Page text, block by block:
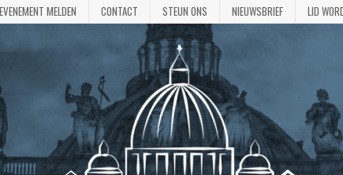
EVENEMENT MELDEN CONTACT STEUN ONS NIEUWSBRIEF LID